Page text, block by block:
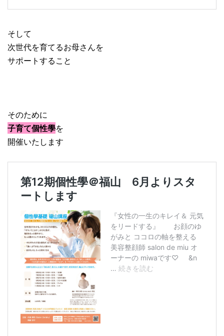
そして
次世代を育てるお母さんを
サポートすること
そのために
子育て個性學を
開催いたします